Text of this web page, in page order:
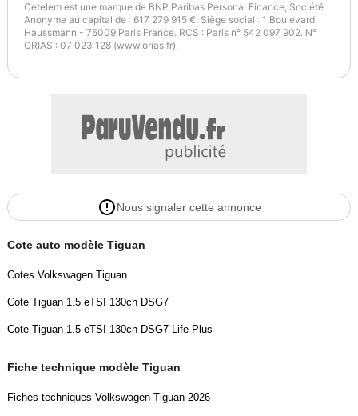
Cetelem est une marque de BNP Paribas Personal Finance, Société
Anonyme au capital de : 617 279 915 €. Siège social : 1 Boulevard
Haussmann - 75009 Paris France. RCS : Paris n° 542 097 902. N°
ORIAS : 07 023 128 (www.orias.fr).
Nous signaler cette annonce
Cote auto modèle Tiguan
Cotes Volkswagen Tiguan
Cote Tiguan 1.5 eTSI 130ch DSG7
Cote Tiguan 1.5 eTSI 130ch DSG7 Life Plus
Fiche technique modèle Tiguan
Fiches techniques Volkswagen Tiguan 2026